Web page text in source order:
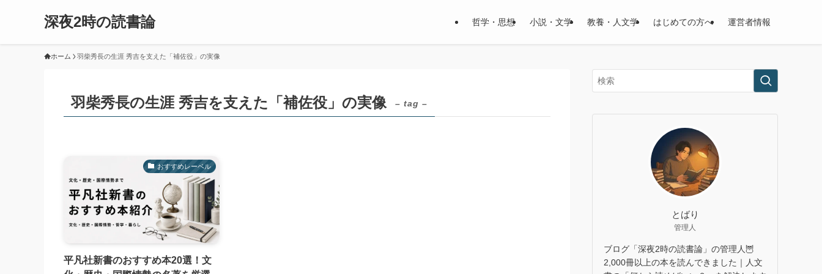
深夜2時の読書論 哲学・思想 小説・文学 教養・人文学 はじめての方へ 運営者情報
ホーム 羽柴秀長の生涯 秀吉を支えた「補佐役」の実像
羽柴秀長の生涯 秀吉を支えた「補佐役」の実像 – tag –
おすすめレーベル
平凡社新書のおすすめ本20選！文
とばり
管理人
ブログ「深夜2時の読書論」の管理人🦉
2,000冊以上の本を読んできました｜人文